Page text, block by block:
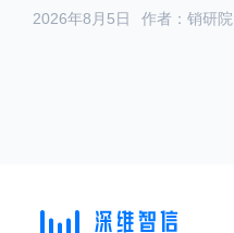
作者：销研院
2026年8月5日